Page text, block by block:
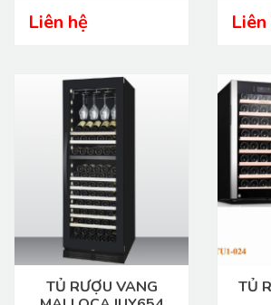
Liên hệ Liên
TỦ RƯỢU VANG
TỦ